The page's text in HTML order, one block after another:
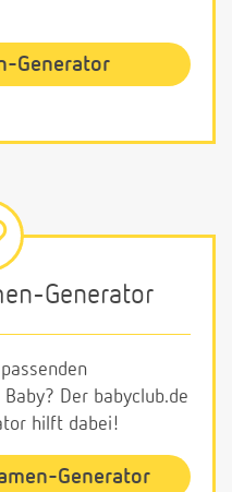
Generator
Generator
Der babyclub.de
hilft dabei!
Generator